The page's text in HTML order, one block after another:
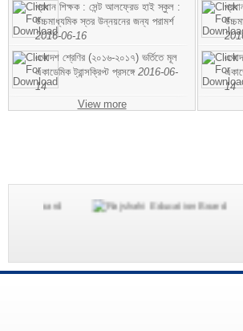
প্রধান শিক্ষক : সেন্ট আলফ্রেড হাই স্কুল :
উচ্চমাধ্যমিক স্তর উন্নয়নের জন্য পরামর্শ
2016-06-16
একাদশ শ্রেণির (২০১৬-২০১৭) ভর্তিতে মূল
একাডেমিক ট্রান্সক্রিপ্ট প্রসঙ্গে 2016-06-
14
View more
14